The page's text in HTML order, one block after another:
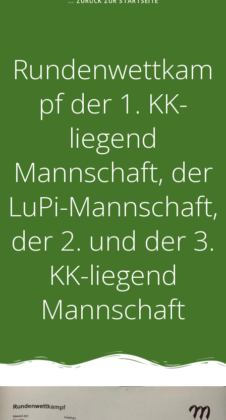
Rundenwettkam
pf der 1. KK-
liegend
Mannschaft, der
LuPi-Mannschaft,
der 2. und der 3.
KK-liegend
Mannschaft